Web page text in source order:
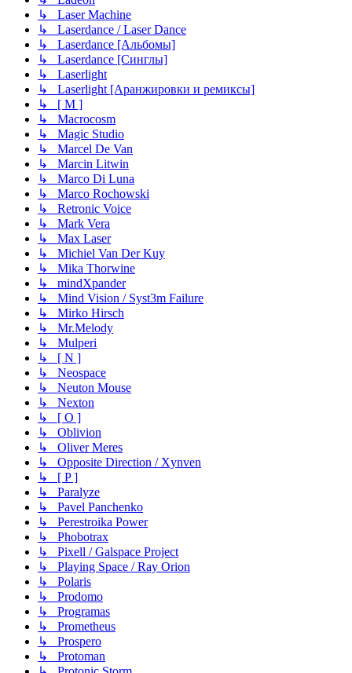
↳ Laser Machine
↳ Laserdance / Laser Dance
↳ Laserdance [Альбомы]
↳ Laserdance [Синглы]
↳ Laserlight
↳ Laserlight [Аранжировки и ремиксы]
↳ [ M ]
↳ Macrocosm
↳ Magic Studio
↳ Marcel De Van
↳ Marcin Litwin
↳ Marco Di Luna
↳ Marco Rochowski
↳ Retronic Voice
↳ Mark Vera
↳ Max Laser
↳ Michiel Van Der Kuy
↳ Mika Thorwine
↳ mindXpander
↳ Mind Vision / Syst3m Failure
↳ Mirko Hirsch
↳ Mr.Melody
↳ Mulperi
↳ [ N ]
↳ Neospace
↳ Neuton Mouse
↳ Nexton
↳ [ O ]
↳ Oblivion
↳ Oliver Meres
↳ Opposite Direction / Xynven
↳ [ P ]
↳ Paralyze
↳ Pavel Panchenko
↳ Perestroika Power
↳ Phobotrax
↳ Pixell / Galspace Project
↳ Playing Space / Ray Orion
↳ Polaris
↳ Prodomo
↳ Programas
↳ Prometheus
↳ Prospero
↳ Protoman